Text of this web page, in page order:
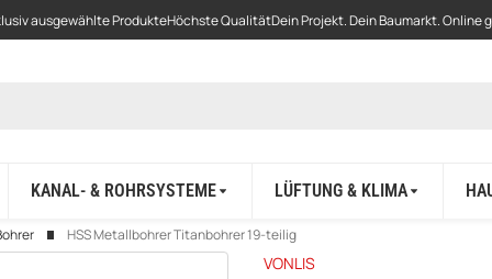
ausgewählte ProdukteHöchste QualitätDein Projekt. Dein Baumarkt. Online
KANAL- & ROHRSYSTEME LÜFTUNG & KLIMA
HSS Metallbohrer Titanbohrer 19-teilig
VONLIS